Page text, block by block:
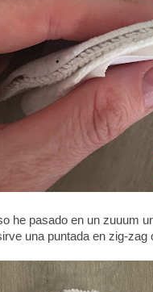
he pasado en un zuuum
una puntada en zig-zag